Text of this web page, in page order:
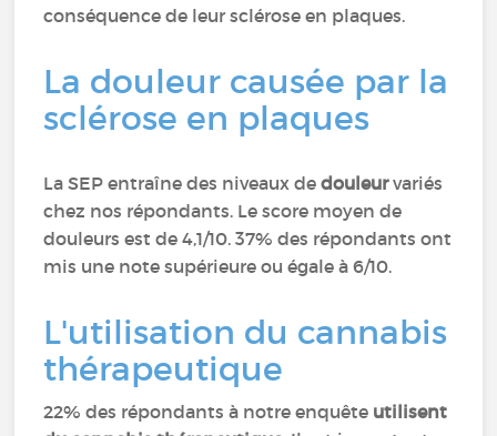
conséquence de leur sclérose en plaques.
La douleur causée par la
sclérose en plaques
La SEP entraîne des niveaux dedouleurvariés
chez nos répondants. Le score moyen de
douleurs est de 4,1/10. 37% des répondants ont
mis une note supérieure ou égale à 6/10.
L'utilisation du cannabis
thérapeutique
22% des répondants à notre enquête utilisent